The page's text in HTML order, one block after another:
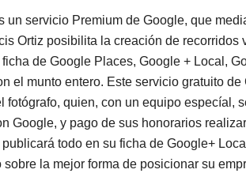
un servicio Premium de Google, que
Ortiz posibilita la creación de
de Google Places, Google + Local,
el munto entero. Este servicio gratuito
fotógrafo, quien, con un equipo especíal,
Google, y pago de sus honorarios
todo en su ficha de Google+
la mejor forma de posicionar su